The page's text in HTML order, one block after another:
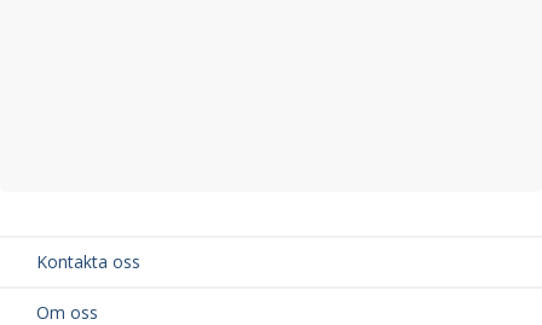
Kontakta oss
Om oss